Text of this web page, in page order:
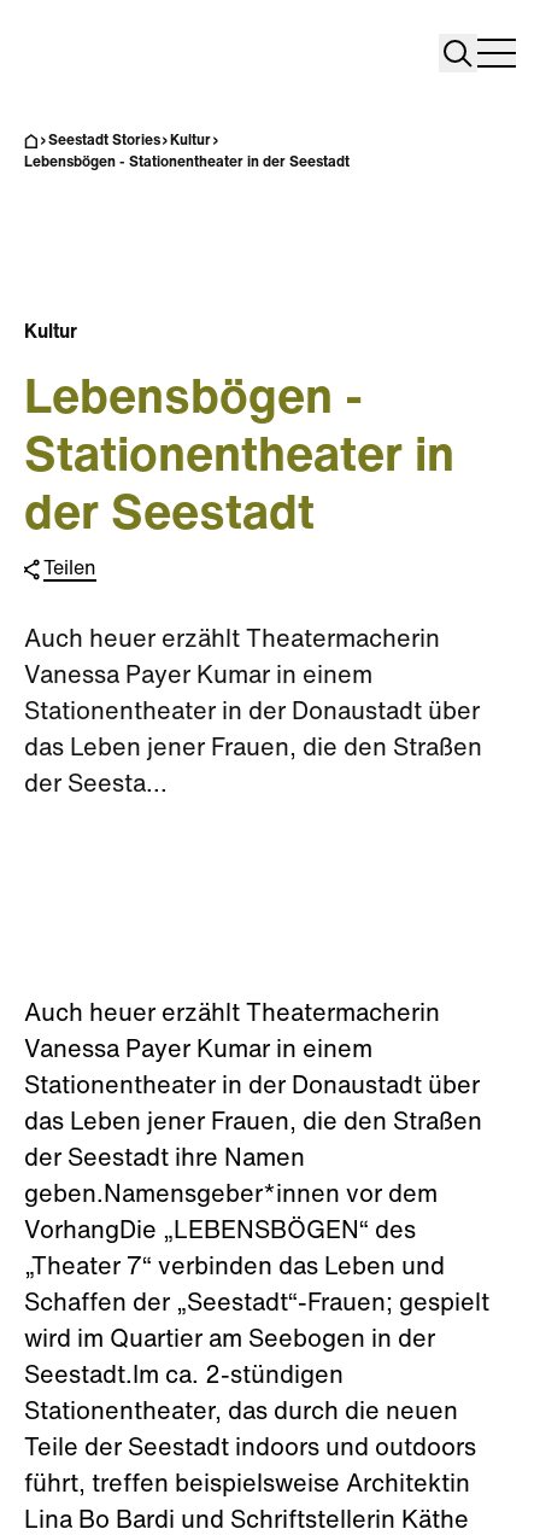
Search
Seestadt Stories
Kultur
Lebensbögen - Stationentheater in der Seestadt
Kultur
Lebensbögen -
Stationentheater in
der Seestadt
Teilen
Auch heuer erzählt Theatermacherin
Vanessa Payer Kumar in einem
Stationentheater in der Donaustadt über
das Leben jener Frauen, die den Straßen
der Seesta...
Auch heuer erzählt Theatermacherin
Vanessa Payer Kumar in einem
Stationentheater in der Donaustadt über
das Leben jener Frauen, die den Straßen
der Seestadt ihre Namen
geben.Namensgeber*innen vor dem
VorhangDie „LEBENSBÖGEN“ des
„Theater 7“ verbinden das Leben und
Schaffen der „Seestadt“-Frauen; gespielt
wird im Quartier am Seebogen in der
Seestadt.Im ca. 2-stündigen
Stationentheater, das durch die neuen
Teile der Seestadt indoors und outdoors
führt, treffen beispielsweise Architektin
Lina Bo Bardi und Schriftstellerin Käthe